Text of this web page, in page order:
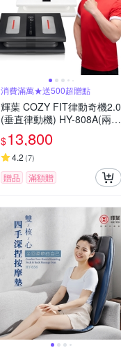
消費滿萬★送500超贈點
輝葉 COZY FIT律動奇機2.0
(垂直律動機) HY-808A(兩色
任選)重力黑/引力白
$13,800
4.2 (7)
贈品 滿額贈